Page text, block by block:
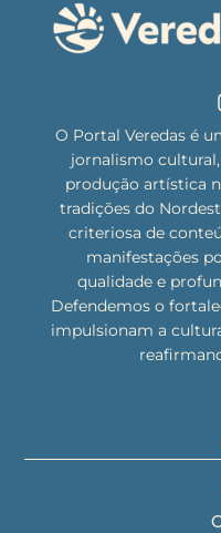
O Portal Veredas é
jornalismo
produção artística
tradições do
criteriosa de
manifestações
qualidade e
Defendemos o
impulsionam a